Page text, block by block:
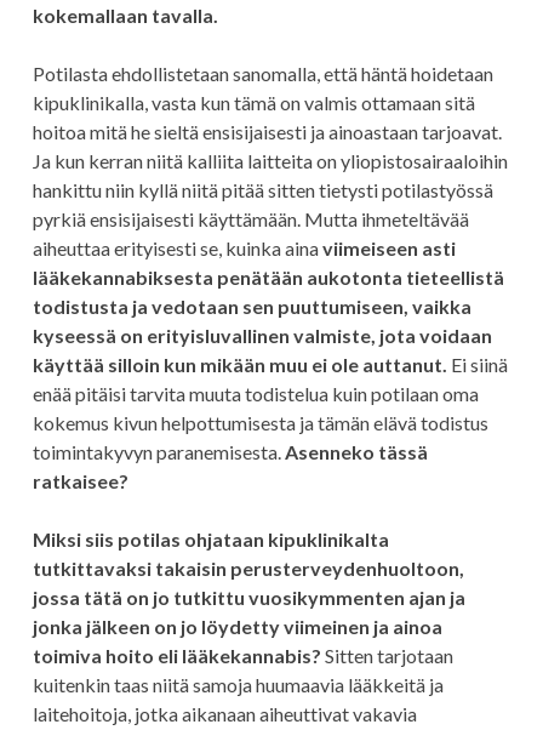
kokemallaan tavalla.
Potilasta ehdollistetaan sanomalla, että häntä hoidetaan
kipuklinikalla, vasta kun tämä on valmis ottamaan sitä
hoitoa mitä he sieltä ensisijaisesti ja ainoastaan tarjoavat.
Ja kun kerran niitä kalliita laitteita on yliopistosairaaloihin
hankittu niin kyllä niitä pitää sitten tietysti potilastyössä
pyrkiä ensisijaisesti käyttämään. Mutta ihmeteltävää
aiheuttaa erityisesti se, kuinka ainaviimeiseen asti
lääkekannabiksesta penätään aukotonta tieteellistä
todistusta ja vedotaan sen puuttumiseen, vaikka
kyseessä on erityisluvallinen valmiste, jota voidaan
käyttää silloin kun mikään muu ei ole auttanut. Ei siinä
enää pitäisi tarvita muuta todistelua kuin potilaan oma
kokemus kivun helpottumisesta ja tämän elävä todistus
toimintakyvyn paranemisesta.Asenneko tässä
ratkaisee?
Miksi siis potilas ohjataan kipuklinikalta
tutkittavaksi takaisin perusterveydenhuoltoon,
jossa tätä on jo tutkittu vuosikymmenten ajan ja
jonka jälkeen on jo löydetty viimeinen ja ainoa
toimiva hoito eli lääkekannabis? Sitten tarjotaan
kuitenkin taas niitä samoja huumaavia lääkkeitä ja
laitehoitoja, jotka aikanaan aiheuttivat vakavia